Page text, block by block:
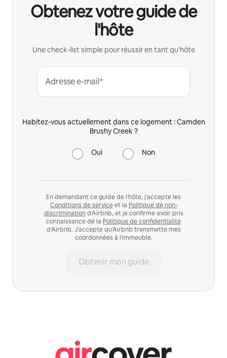
Obtenez votre guide de
l'hôte
Une check-list simple pour réussir en tant qu'hôte
Adresse e-mail*
Habitez-vous actuellement dans ce logement : Camden
Brushy Creek ?
Oui Non
En demandant ce guide de l'hôte, j'accepte les
Conditions de serviceet la Politique de non-
discrimination d'Airbnb, et je confirme avoir pris
connaissance de la Politique de confidentialité
d'Airbnb. J'accepte qu'Airbnb transmette mes
coordonnées à l'immeuble.
Obtenir mon guide